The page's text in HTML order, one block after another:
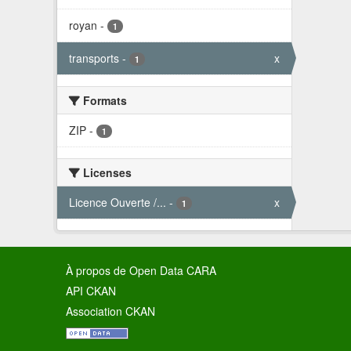
royan - 1
transports - 1 x
Formats
ZIP - 1
Licenses
Licence Ouverte /... - 1 x
À propos de Open Data CARA
API CKAN
Association CKAN